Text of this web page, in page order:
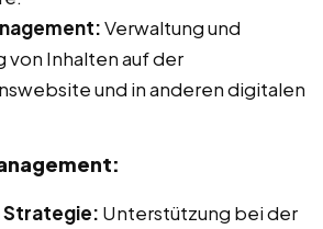
Verwaltung und
von Inhalten auf der
und in anderen digitalen
Strategie: Unterstützung bei der